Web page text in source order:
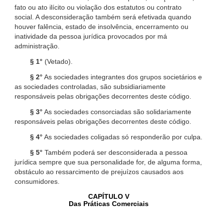
fato ou ato ilícito ou violação dos estatutos ou contrato
social. A desconsideração também será efetivada quando
houver falência, estado de insolvência, encerramento ou
inatividade da pessoa jurídica provocados por má
administração.
§ 1° (Vetado).
§ 2° As sociedades integrantes dos grupos societários e
as sociedades controladas, são subsidiariamente
responsáveis pelas obrigações decorrentes deste código.
§ 3° As sociedades consorciadas são solidariamente
responsáveis pelas obrigações decorrentes deste código.
§ 4° As sociedades coligadas só responderão por culpa.
§ 5° Também poderá ser desconsiderada a pessoa
jurídica sempre que sua personalidade for, de alguma forma,
obstáculo ao ressarcimento de prejuízos causados aos
consumidores.
CAPÍTULO V
Das Práticas Comerciais